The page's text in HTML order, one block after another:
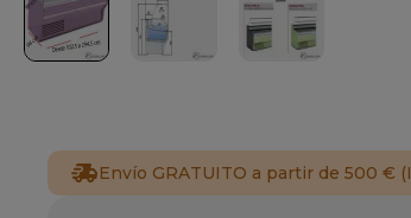
Envío GRATUITO a partir de 500 €